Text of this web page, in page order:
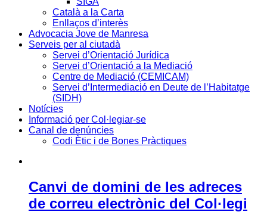
Català a la Carta
Enllaços d’interès
Advocacia Jove de Manresa
Serveis per al ciutadà
Servei d’Orientació Jurídica
Servei d’Orientació a la Mediació
Centre de Mediació (CEMICAM)
Servei d’Intermediació en Deute de l’Habitatge
(SIDH)
Notícies
Informació per Col·legiar-se
Canal de denúncies
Codi Ètic i de Bones Pràctiques
Canvi de domini de les adreces
de correu electrònic del Col·legi